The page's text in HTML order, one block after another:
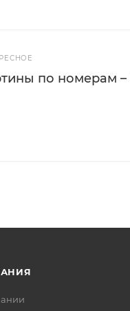
по номерам –